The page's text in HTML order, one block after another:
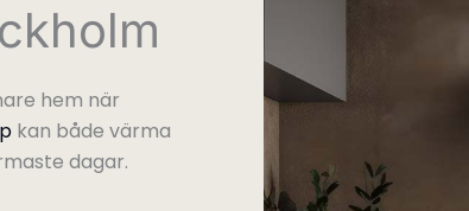
hem när
kan både värma
dagar.